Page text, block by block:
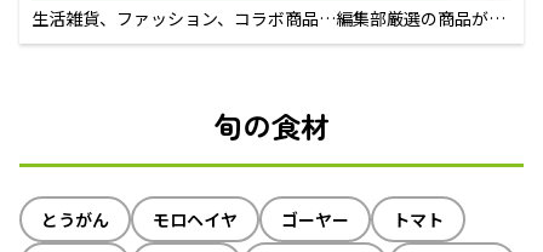
生活雑貨、ファッション、コラボ商品…編集部厳選の商品が買
えるECサイト
旬の食材
とうがん モロヘイヤ ゴーヤー
トマト